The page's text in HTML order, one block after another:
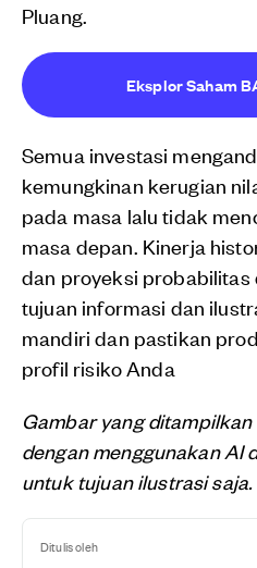
Pluang.
Eksplor Saham
Semua investasi
kemungkinan kerugian
pada masa lalu tidak
masa depan. Kinerja
dan proyeksi probabilitas
tujuan informasi dan
mandiri dan pastikan
profil risiko Anda
Gambar yang
dengan menggunakan AI
untuk tujuan ilustrasi saja.
Ditulis oleh